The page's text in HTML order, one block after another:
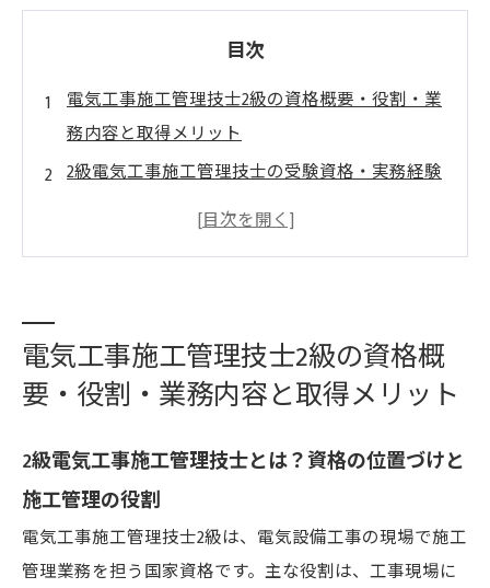
目次
電気工事施工管理技士2級の資格概要・役割・業
務内容と取得メリット
2級電気工事施工管理技士の受験資格・実務経験
題範囲と合格基準の詳細
会社概要
電気工事施工管理技士2級の資格概
要・役割・業務内容と取得メリット
2級電気工事施工管理技士とは？資格の位置づけと
施工管理の役割
電気工事施工管理技士2級は、電気設備工事の現場で施工
管理業務を担う国家資格です。主な役割は、工事現場に